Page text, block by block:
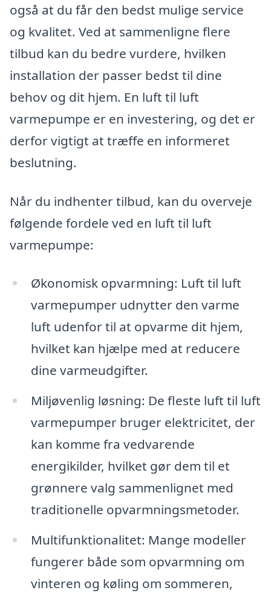
også at du får den bedst mulige service
og kvalitet. Ved at sammenligne flere
tilbud kan du bedre vurdere, hvilken
installation der passer bedst til dine
behov og dit hjem. En luft til luft
varmepumpe er en investering, og det er
derfor vigtigt at træffe en informeret
beslutning.
Når du indhenter tilbud, kan du overveje
følgende fordele ved en luft til luft
varmepumpe:
Økonomisk opvarmning: Luft til luft
varmepumper udnytter den varme
luft udenfor til at opvarme dit hjem,
hvilket kan hjælpe med at reducere
dine varmeudgifter.
Miljøvenlig løsning: De fleste luft til luft
varmepumper bruger elektricitet, der
kan komme fra vedvarende
energikilder, hvilket gør dem til et
grønnere valg sammenlignet med
traditionelle opvarmningsmetoder.
Multifunktionalitet: Mange modeller
fungerer både som opvarmning om
vinteren og køling om sommeren,